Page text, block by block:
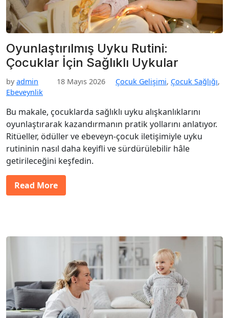
Oyunlaştırılmış Uyku Rutini:
Çocuklar İçin Sağlıklı Uykular
by admin 18 Mayıs 2026 Çocuk Gelişimi, Çocuk Sağlığı,
Ebeveynlik
Bu makale, çocuklarda sağlıklı uyku alışkanlıklarını
oyunlaştırarak kazandırmanın pratik yollarını anlatıyor.
Ritüeller, ödüller ve ebeveyn-çocuk iletişimiyle uyku
rutininin nasıl daha keyifli ve sürdürülebilir hâle
getirileceğini keşfedin.
Read More